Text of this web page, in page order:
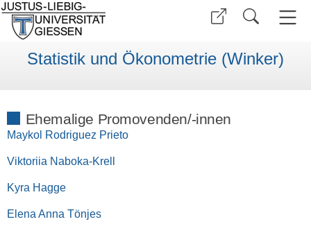
Statistik und Ökonometrie (Winker)
Ehemalige Promovenden/-innen
Maykol Rodriguez Prieto
Viktoriia Naboka-Krell
Kyra Hagge
Elena Anna Tönjes